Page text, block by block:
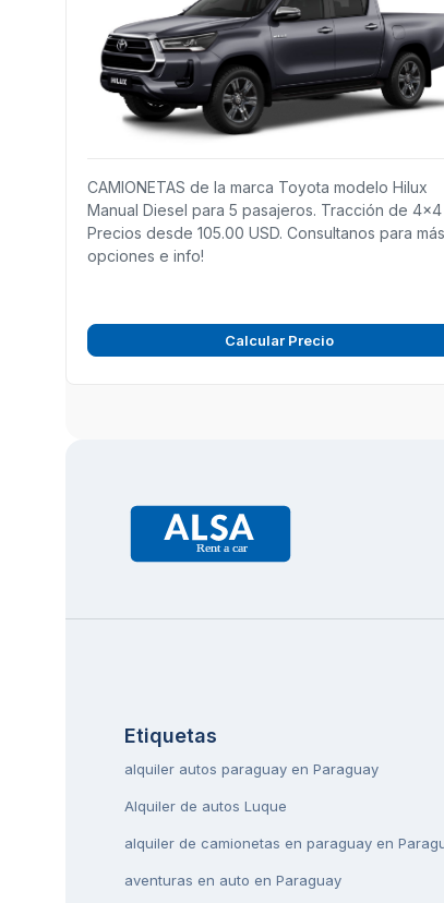
CAMIONETAS de la marca Toyota modelo Hilux
Manual Diesel para 5 pasajeros. Tracción de 4x4
Precios desde 105.00 USD. Consultanos para más
opciones e info!
Calcular Precio
Etiquetas
alquiler autos paraguay en Paraguay
Alquiler de autos Luque
alquiler de camionetas en paraguay en
aventuras en auto en Paraguay